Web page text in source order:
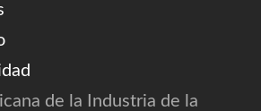
de la Industria de la